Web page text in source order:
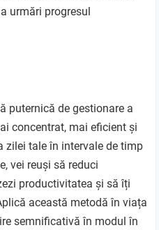
urmări progresul
puternică de gestionare a
concentrat, mai eficient și
zilei tale în intervale de timp
vei reuși să reduci
productivitatea și să îți
această metodă în viața
semnificativă în modul în